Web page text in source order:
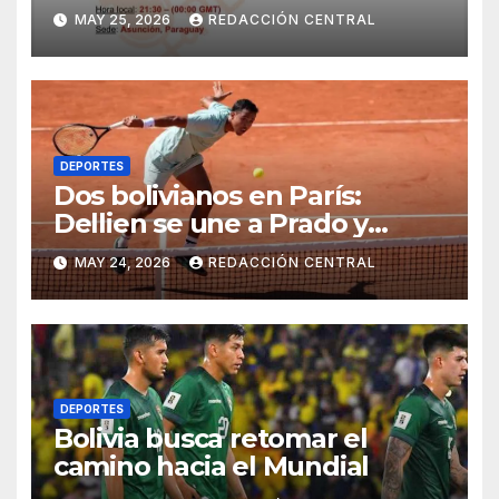
Independiente reciban a sus
rivales en Asunción, por los
conflictos
MAY 25, 2026 REDACCIÓN CENTRAL
DEPORTES
Dos bolivianos en París:
Dellien se une a Prado y
también clasifica a Roland
Garros 2026
MAY 24, 2026 REDACCIÓN CENTRAL
DEPORTES
Bolivia busca retomar el
camino hacia el Mundial